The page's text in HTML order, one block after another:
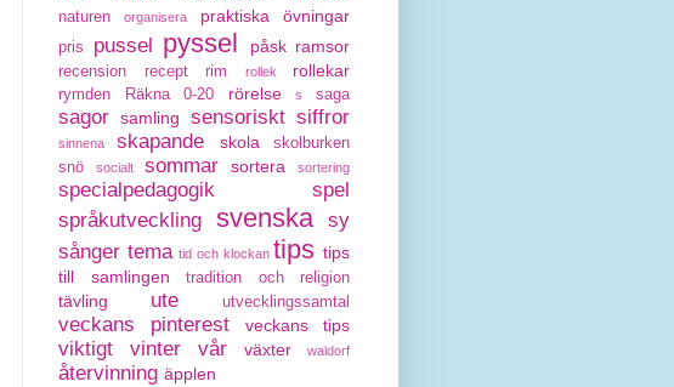
naturen organisera praktiska övningar
pris pussel pyssel påsk ramsor
recension recept rim rollek rollekar
rymden Räkna 0-20 rörelse s saga
sagor samling sensoriskt siffror
sinnena skapande skola
skolburken
snö
socialt sommar sortera sortering
specialpedagogik
spel
språkutveckling
svenska
sy
sånger tema tid och klockan tips tips
till samlingen
tradition och religion
tävling ute utvecklingssamtal
veckans pinterest veckans tips
viktigt vinter vår växter waldorf
återvinning äpplen